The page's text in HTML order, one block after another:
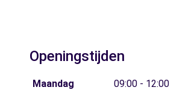
Openingstijden
Maandag
09:00 - 12:00